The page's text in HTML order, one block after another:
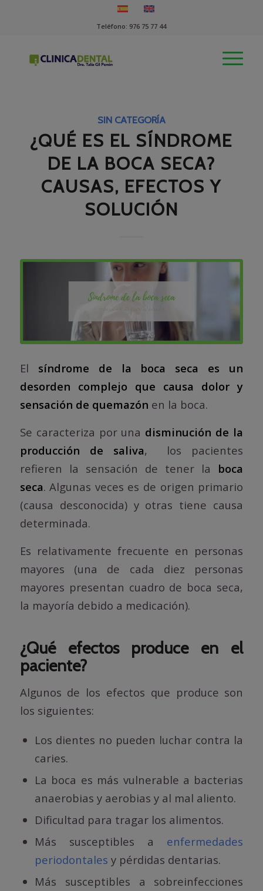
Teléfono: 976 75 77 44
SIN CATEGORÍA
¿QUÉ ES EL SÍNDROME
DE LA BOCA SECA?
CAUSAS, EFECTOS Y
SOLUCIÓN
El síndrome de la boca seca es un
desorden complejo que causa dolor y
sensación de quemazón en la boca.
Se caracteriza por una disminución de la
producción de saliva, los pacientes
refieren la sensación de tener la boca
seca. Algunas veces es de origen primario
(causa desconocida) y otras tiene causa
determinada.
Es relativamente frecuente en personas
mayores (una de cada diez personas
mayores presentan cuadro de boca seca,
la mayoría debido a medicación).
¿Qué efectos produce en el
paciente?
Algunos de los efectos que produce son
los siguientes:
Los dientes no pueden luchar contra la
caries.
La boca es más vulnerable a bacterias
anaerobias y aerobias y al mal aliento.
Dificultad para tragar los alimentos.
Más susceptibles a enfermedades
periodontales y pérdidas dentarias.
Más susceptibles a sobreinfecciones